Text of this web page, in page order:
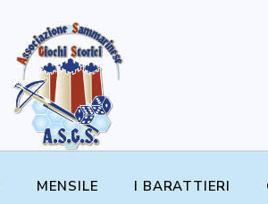
MENSILE I BARATTIERI